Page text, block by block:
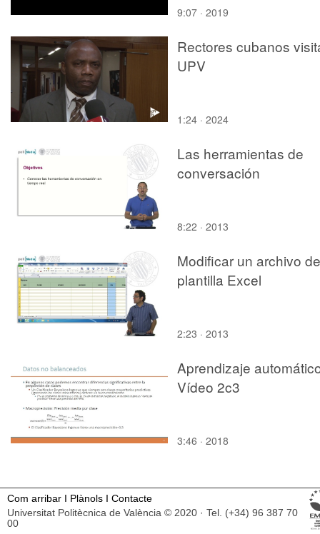
9:07 · 2019
Rectores cubanos
UPV
1:24 · 2024
Las herramientas de
conversación
8:22 · 2013
Modificar un archivo de
plantilla Excel
2:23 · 2013
Aprendizaje
Vídeo 2c3
3:46 · 2018
Com arribar I Plànols I Contacte
Universitat Politècnica de València © 2020 · Tel. (+34) 96 387 70
00